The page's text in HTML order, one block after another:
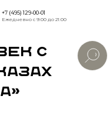
Версия
+7 (495) 129-00-01
Ежедневно с 9:00 до 21:00
с